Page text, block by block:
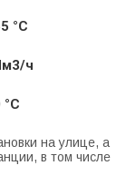
°C
ч
на улице, а
в том числе